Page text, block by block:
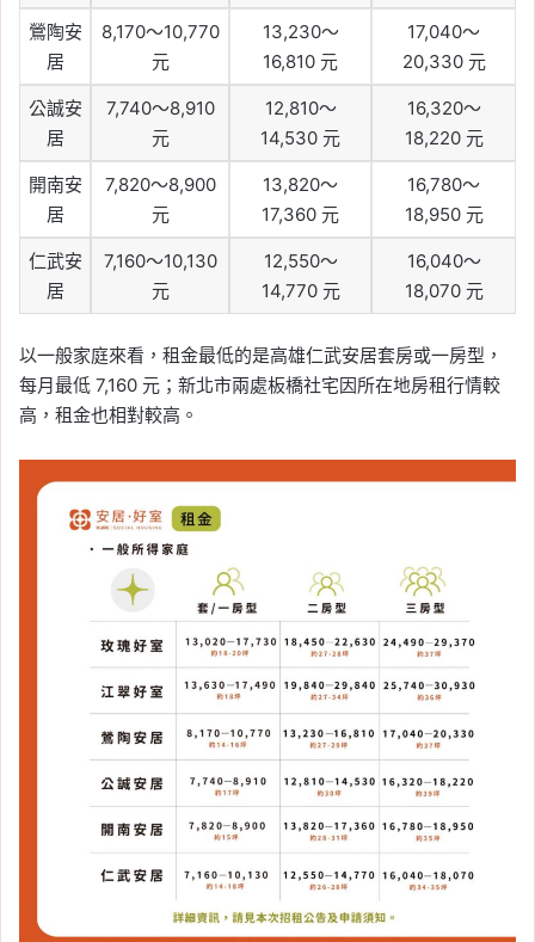
鶯陶安
居
8,170～10,770
元
13,230～
16,810 元
17,040～
20,330 元
公誠安
居
7,740～8,910
元
12,810～
14,530 元
16,320～
18,220 元
開南安
居
7,820～8,900
元
13,820～
17,360 元
16,780～
18,950 元
仁武安
居
7,160～10,130
元
12,550～
14,770 元
16,040～
18,070 元
以一般家庭來看，租金最低的是高雄仁武安居套房或一房型，
每月最低 7,160 元；新北市兩處板橋社宅因所在地房租行情較
高，租金也相對較高。